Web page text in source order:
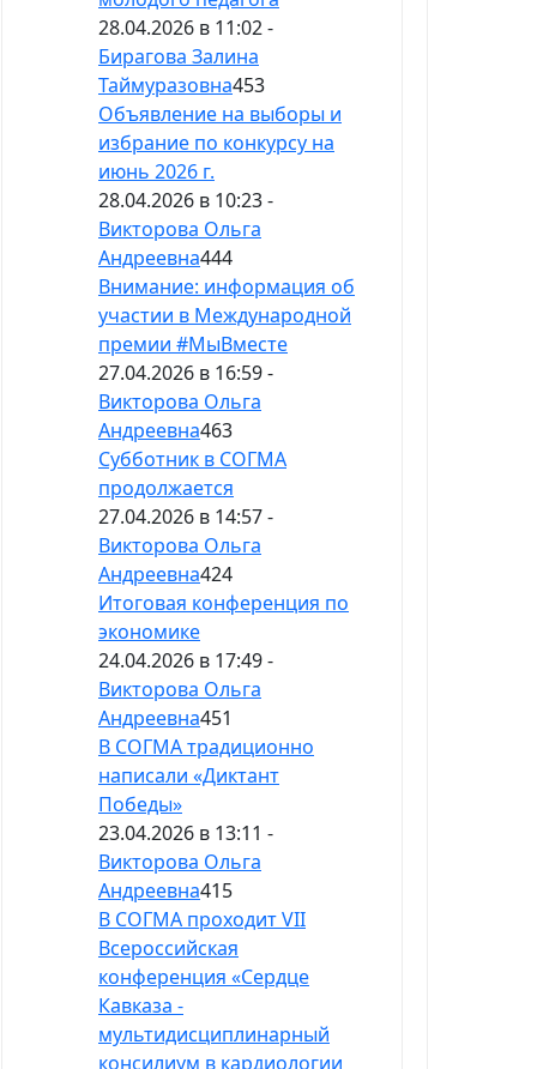
28.04.2026 в 11:02 -
Бирагова Залина
Таймуразовна453
Объявление на выборы и
избрание по конкурсу на
июнь 2026 г.
28.04.2026 в 10:23 -
Викторова Ольга
Андреевна444
Внимание: информация об
участии в Международной
премии #МыВместе
27.04.2026 в 16:59 -
Викторова Ольга
Андреевна463
Субботник в СОГМА
продолжается
27.04.2026 в 14:57 -
Викторова Ольга
Андреевна424
Итоговая конференция по
экономике
24.04.2026 в 17:49 -
Викторова Ольга
Андреевна451
В СОГМА традиционно
написали «Диктант
Победы»
23.04.2026 в 13:11 -
Викторова Ольга
Андреевна415
В СОГМА проходит VII
Всероссийская
конференция «Сердце
Кавказа -
мультидисциплинарный
консилиум в кардиологии